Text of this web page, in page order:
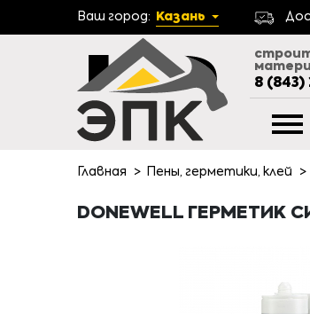
Ваш город: Казань
8 (843)
Главная Пены, герметики, клей
DONEWELL ГЕРМЕТИК